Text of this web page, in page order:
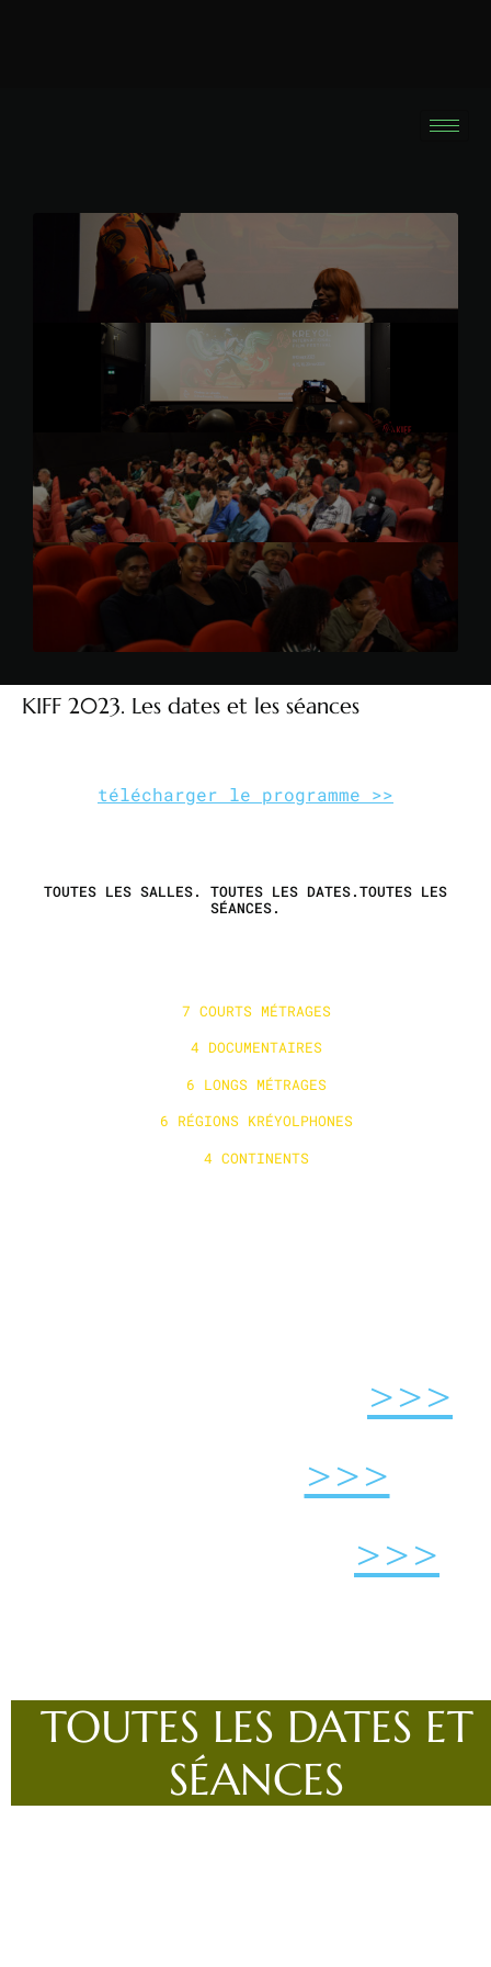
KIFF 2023. Les dates et les séances
télécharger le programme >>
TOUTES LES SALLES. TOUTES LES DATES.TOUTES LES
SÉANCES.
7 COURTS MÉTRAGES
4 DOCUMENTAIRES
6 LONGS MÉTRAGES
6 RÉGIONS KRÉYOLPHONES
4 CONTINENTS
>>>
>>>
>>>
TOUTES LES DATES ET
SÉANCES